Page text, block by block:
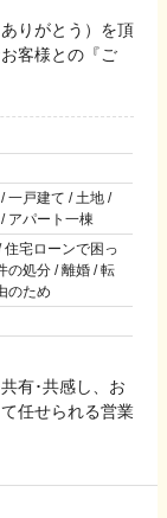
りがとう）を頂
客様との『ご
一戸建て / 土地 /
アパート一棟
住宅ローンで困っ
の処分 / 離婚 / 転
のため
有･共感し、お
任せられる営業